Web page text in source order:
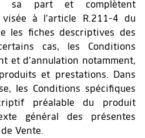
sa part et complètent
à l’article R.211-4 du
les fiches descriptives des
cas, les Conditions
et d’annulation notamment,
et prestations. Dans
les Conditions spécifiques
préalable du produit
général des présentes
Vente.